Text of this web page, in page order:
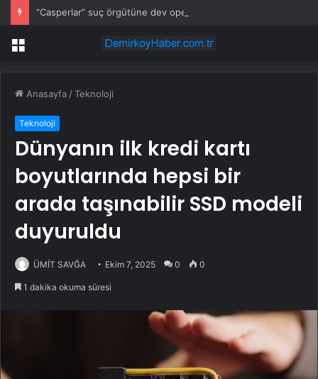
Menü
Anasayfa /Teknoloji
Teknoloji
Dünyanın ilk kredi kartı
boyutlarında hepsi bir
arada taşınabilir SSD modeli
duyuruldu
ÜMİT SAVĞA Ekim 7, 2025 0 0
1 dakika okuma süresi